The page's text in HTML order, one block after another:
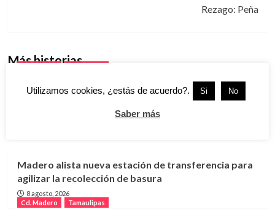
Rezago: Peña
Más historias
Gobierno de Madero lleva apoyos y servicios
directamente a las colonias
Madero alista nueva estación de transferencia para
agilizar la recolección de basura
8 agosto, 2026
Cd. Madero
Tamaulipas
Utilizamos cookies, ¿estás de acuerdo?. Si No
Saber más